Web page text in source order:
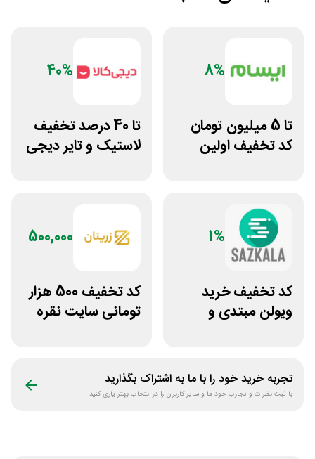
8%
تا 5 میلیون تومان
کد تخفیف اولین
40%
تا 40 درصد تخفیف
لاستیک و تایر دیجی
1%
کد تخفیف خرید
ویولن مبتدی و
500,000
کد تخفیف 500 هزار
تومانی سایت نقره
تجربه خرید خود را با ما به اشتراک بگذارید
با ثبت نظرات و تجارب خود ما و سایر کاربران را در انتخاب بهتر یاری کنید